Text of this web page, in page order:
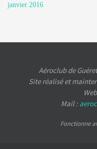
janvier 2016
Aéroclub de
Site réalisé et
Mail :
Fonctionne